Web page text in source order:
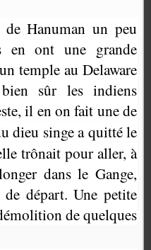
Hanuman un peu
en ont une grande
temple au Delaware
sûr les indiens
il en on fait une de
dieu singe a quitté le
trônait pour aller, à
dans le Gange,
départ. Une petite
de quelques